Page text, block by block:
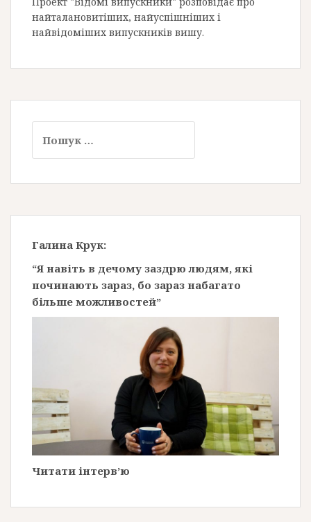
найталановитіших, найуспішніших і
найвідоміших випускників вишу.
Галина Крук:
“Я навіть в дечому заздрю людям, які
починають зараз, бо зараз набагато
більше можливостей”
Читати інтерв’ю